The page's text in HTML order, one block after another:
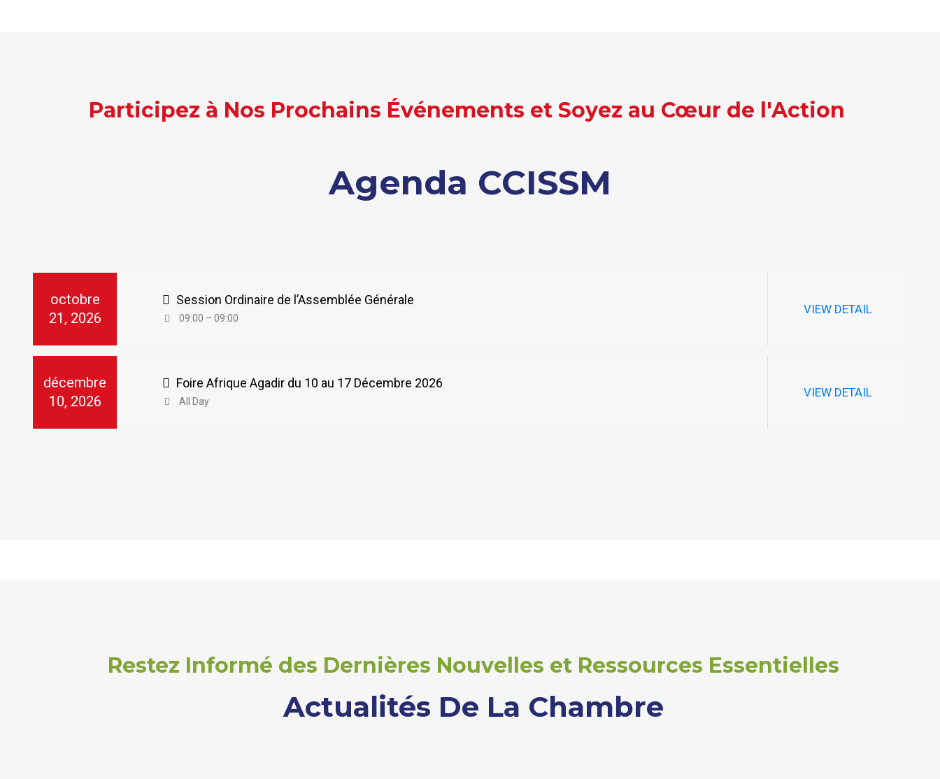
Participez à Nos Prochains Événements et Soyez au Cœur de l'Action
Agenda CCISSM
octobre
21, 2026
Session Ordinaire de l’Assemblée Générale
09:00 – 09:00
VIEW DETAIL
décembre
10, 2026
Foire Afrique Agadir du 10 au 17 Décembre 2026
All Day
VIEW DETAIL
Restez Informé des Dernières Nouvelles et Ressources Essentielles
Actualités De La Chambre